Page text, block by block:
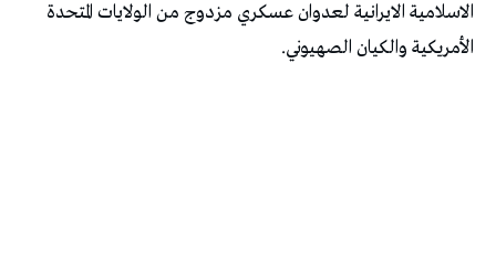
الاسلامية الايرانية لعدوان عسكري مزدوج من الولايات المتحدة
الأمريكية والكيان الصهيوني.